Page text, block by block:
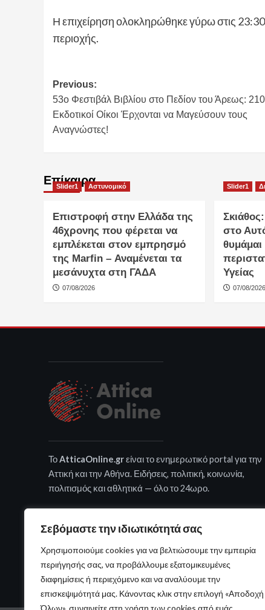
Σεβόμαστε την ιδιωτικότητά σας
Χρησιμοποιούμε cookies για να βελτιώσουμε την εμπειρία
περιήγησής σας, να προβάλλουμε εξατομικευμένες
διαφημίσεις ή περιεχόμενο και να αναλύουμε την
επισκεψιμότητά μας. Κάνοντας κλικ στην επιλογή «Αποδοχή
Όλων», συναινείτε στη χρήση των cookies από εμάς.
Η επιχείρηση ολοκληρώθηκε γύρω στις
περιοχής.
Post
navigation
Previous:
53ο Φεστιβάλ Βιβλίου στο Πεδίον του Άρεως: 210
Εκδοτικοί Οίκοι Έρχονται να Μαγεύσουν τους
Αναγνώστες!
Επίκαιρα
Slider1 Αστυνομικό
Επιστροφή στην Ελλάδα της
46χρονης που φέρεται να
εμπλέκεται στον εμπρησμό
της Marfin – Αναμένεται τα
μεσάνυχτα στη ΓΑΔΑ
07/08/2026
Slider1
στο
Υγείας
07/08/2026
ΤοAtticaOnline.grείναι το ενημερωτικό portal για την
Αττική και την Αθήνα. Ειδήσεις, πολιτική, κοινωνία,
πολιτισμός και αθλητικά — όλο το 24ωρο.